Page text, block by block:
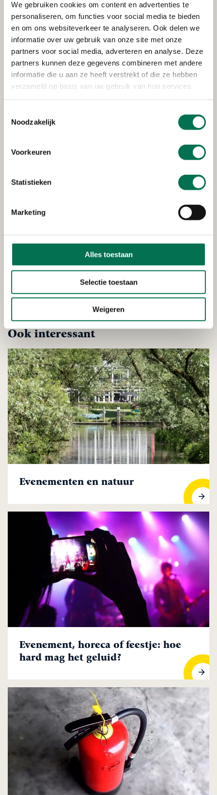
We gebruiken cookies om content en advertenties te
personaliseren, om functies voor social media te bieden
en om ons websiteverkeer te analyseren. Ook delen we
informatie over uw gebruik van onze site met onze
partners voor social media, adverteren en analyse. Deze
partners kunnen deze gegevens combineren met andere
informatie die u aan ze heeft verstrekt of die ze hebben
verzameld op basis van uw gebruik van hun services.
Noodzakelijk
Voorkeuren
Statistieken
Marketing
Alles toestaan
Selectie toestaan
Weigeren
Horeca: gezellige muziek, entertainment, gasten;
voor de meeste mensen erg fijn. Maar het kan ook
overlast opleveren. Wat zijn de regels? Wanneer
heeft melden van overlast zin? We leggen het uit.
Een vetafscheider
een vetafscheider of vetput nodig. Of heeft u er al
Wanneer heeft u er een nodig? Hoe houdt u 'm
schoon? We leggen het uit.
Ook interessant
Evenementen en natuur
Evenement, horeca of feestje: hoe
hard mag het geluid?
Evenement, horeca of feestje: hoe hard mag het geluid?